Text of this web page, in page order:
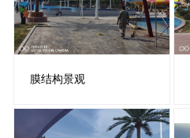
膜结构景观